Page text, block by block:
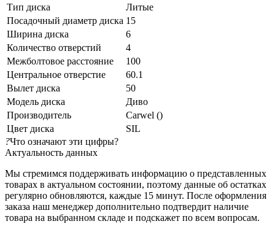
Тип диска
Литые
Посадочный диаметр диска 15
Ширина диска
6
Количество отверстий
4
Межболтовое расстояние
100
Центральное отверстие
60.1
Вылет диска
50
Модель диска
Диво
Производитель
Carwel ()
Цвет диска
SIL
?Что означают эти цифры?
Актуальность данных
Мы стремимся поддерживать информацию о представленных
товарах в актуальном состоянии, поэтому данные об остатках
регулярно обновляются, каждые 15 минут. После оформления
заказа наш менеджер дополнительно подтвердит наличие
товара на выбранном складе и подскажет по всем вопросам.